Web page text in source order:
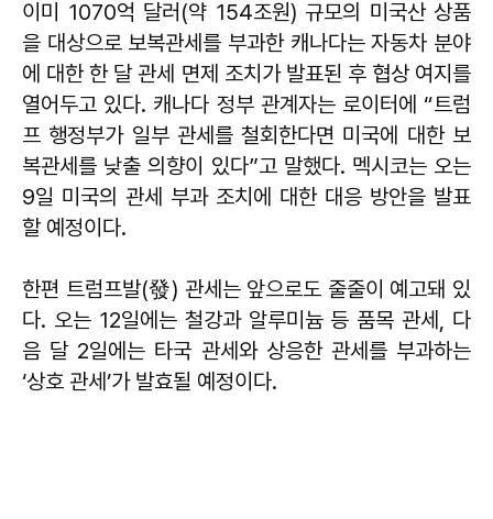
이미 1070억 달러(약 154조원) 규모의 미국산 상품
을 대상으로 보복관세를 부과한 캐나다는 자동차 분야
에 대한 한 달 관세 면제 조치가 발표된 후 협상 여지를
열어두고 있다. 캐나다 정부 관계자는 로이터에 “트럼
프 행정부가 일부 관세를 철회한다면 미국에 대한 보
복관세를 낮출 의향이 있다”고 말했다. 멕시코는 오는
9일 미국의 관세 부과 조치에 대한 대응 방안을 발표
할 예정이다.
한편 트럼프발(發) 관세는 앞으로도 줄줄이 예고돼 있
다. 오는 12일에는 철강과 알루미늄 등 품목 관세, 다
음 달 2일에는 타국 관세와 상응한 관세를 부과하는
‘상호 관세’가 발효될 예정이다.